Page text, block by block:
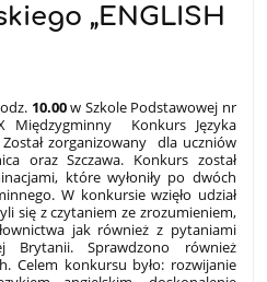
„ENGLISH
10.00w Szkole Podstawowej nr
Międzygminny Konkurs Języka
zorganizowany dla uczniów
oraz Szczawa. Konkurs został
które wyłoniły po dwóch
W konkursie wzięło udział
się z czytaniem ze zrozumieniem,
jak również z pytaniami
Sprawdzono również
Celem konkursu było: rozwijanie